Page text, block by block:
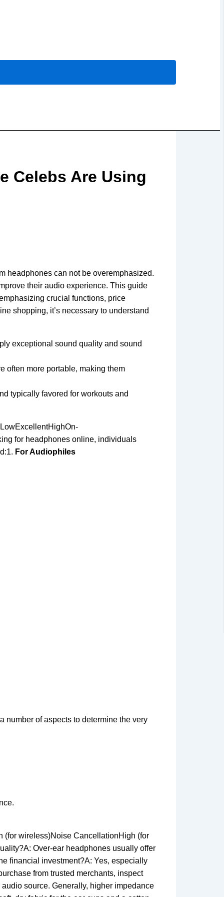
Celebs Are Using
headphones can not be overemphasized.
their audio experience. This guide
crucial functions, price
shopping, it’s necessary to understand
exceptional sound quality and sound
often more portable, making them
typically favored for workouts and
for headphones online, individuals
For Audiophiles
number of aspects to determine the very
(for wireless)Noise CancellationHigh (for
Over-ear headphones usually offer
financial investment?A: Yes, especially
from trusted merchants, inspect
source. Generally, higher impedance